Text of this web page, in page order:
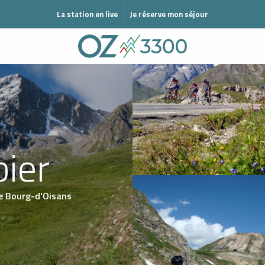
HIVER La station en live Je réserve mon séjour
Bourg-d'Oisans